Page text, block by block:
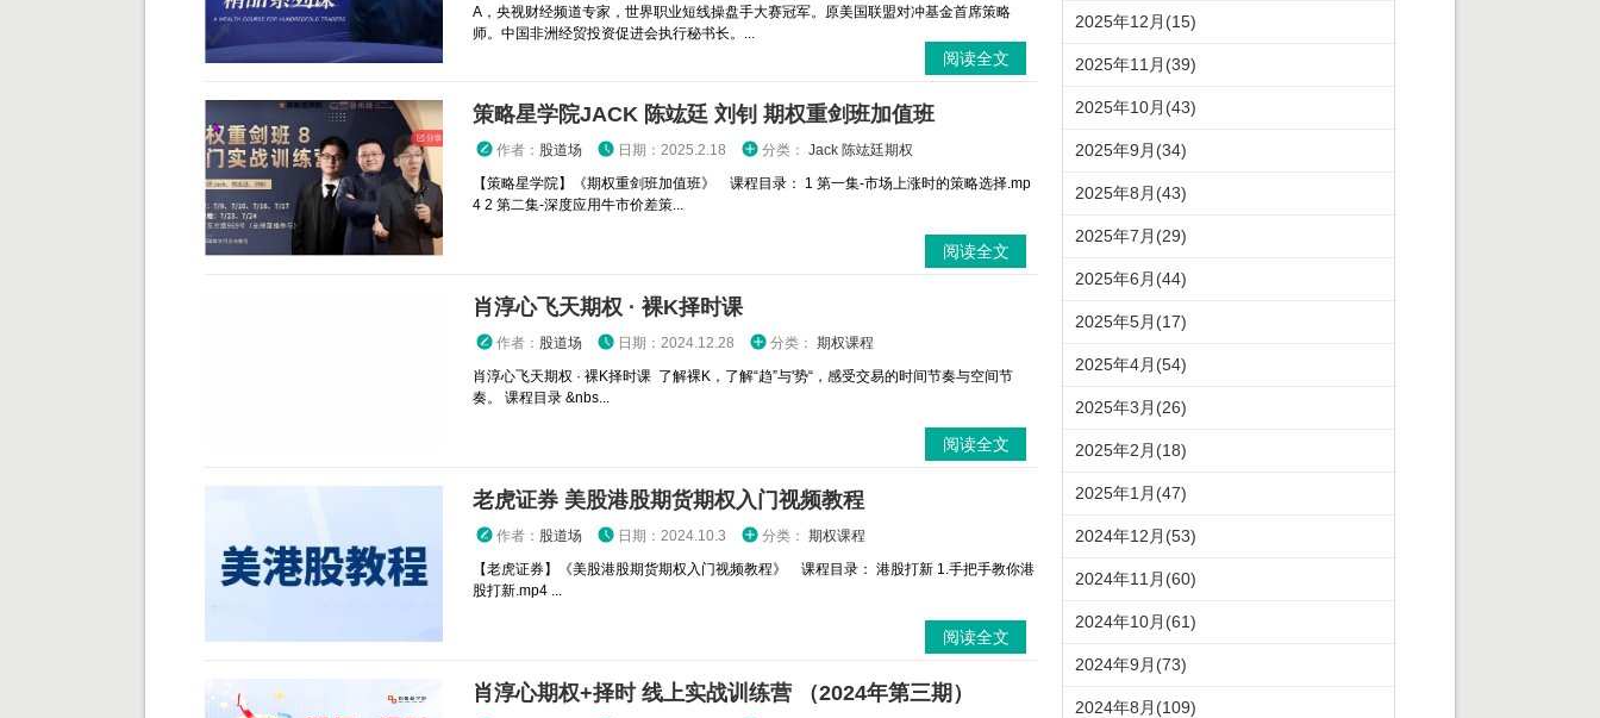
A，央视财经频道专家，世界职业短线操盘手大赛冠军。原美国联盟对冲基金首席策略
师。中国非洲经贸投资促进会执行秘书长。...
阅读全文
策略星学院JACK 陈竑廷 刘钊 期权重剑班加值班
作者： 股道场 日期：2025.2.18 分类： Jack 陈竑廷期权
【策略星学院】《期权重剑班加值班》 课程目录： 1 第一集-市场上涨时的策略选择.mp
4 2 第二集-深度应用牛市价差策...
阅读全文
肖淳心飞天期权 · 裸K择时课
作者： 股道场 日期：2024.12.28 分类： 期权课程
肖淳心飞天期权 · 裸K择时课 了解裸K，了解“趋”与'势“，感受交易的时间节奏与空间节
奏。 课程目录 &nbs...
阅读全文
老虎证券 美股港股期货期权入门视频教程
作者： 股道场 日期：2024.10.3 分类： 期权课程
【老虎证券】《美股港股期货期权入门视频教程》 课程目录： 港股打新 1.手把手教你港
股打新.mp4 ...
阅读全文
肖淳心期权+择时 线上实战训练营 （2024年第三期）
2025年12月(15)
2025年11月(39)
2025年10月(43)
2025年9月(34)
2025年8月(43)
2025年7月(29)
2025年6月(44)
2025年5月(17)
2025年4月(54)
2025年3月(26)
2025年2月(18)
2025年1月(47)
2024年12月(53)
2024年11月(60)
2024年10月(61)
2024年9月(73)
2024年8月(109)